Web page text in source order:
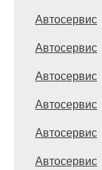
Автосервис
Автосервис
Автосервис
Автосервис
Автосервис
Автосервис